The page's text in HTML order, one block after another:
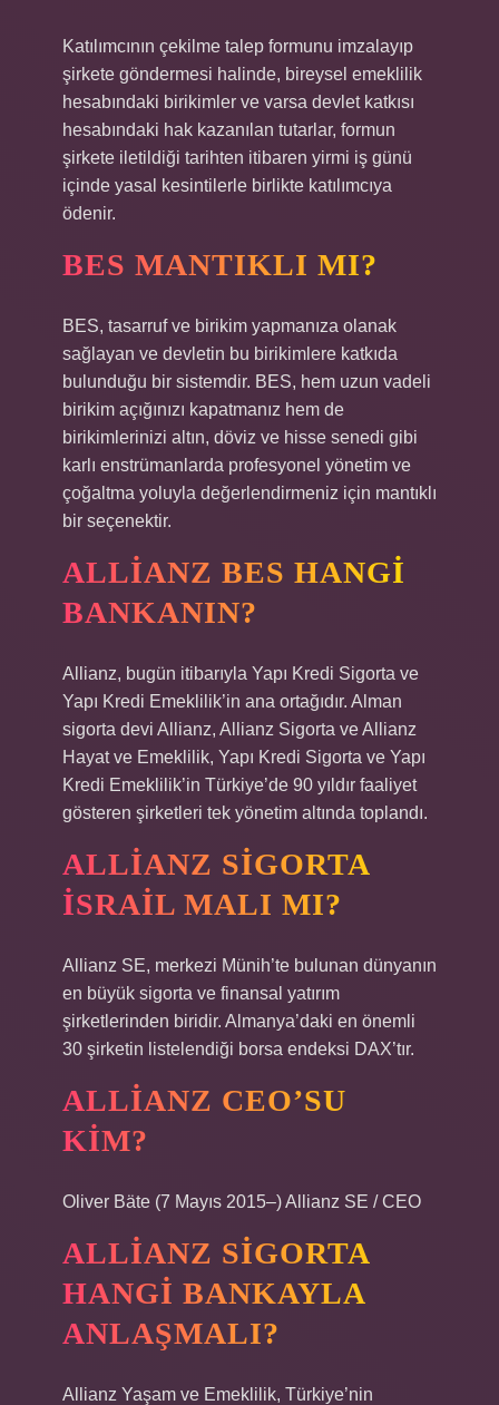
Katılımcının çekilme talep formunu imzalayıp
şirkete göndermesi halinde, bireysel emeklilik
hesabındaki birikimler ve varsa devlet katkısı
hesabındaki hak kazanılan tutarlar, formun
şirkete iletildiği tarihten itibaren yirmi iş günü
içinde yasal kesintilerle birlikte katılımcıya
ödenir.
BES MANTIKLI MI?
BES, tasarruf ve birikim yapmanıza olanak
sağlayan ve devletin bu birikimlere katkıda
bulunduğu bir sistemdir. BES, hem uzun vadeli
birikim açığınızı kapatmanız hem de
birikimlerinizi altın, döviz ve hisse senedi gibi
karlı enstrümanlarda profesyonel yönetim ve
çoğaltma yoluyla değerlendirmeniz için mantıklı
bir seçenektir.
ALLIANZ BES HANGI
BANKANIN?
Allianz, bugün itibarıyla Yapı Kredi Sigorta ve
Yapı Kredi Emeklilik’in ana ortağıdır. Alman
sigorta devi Allianz, Allianz Sigorta ve Allianz
Hayat ve Emeklilik, Yapı Kredi Sigorta ve Yapı
Kredi Emeklilik’in Türkiye’de 90 yıldır faaliyet
gösteren şirketleri tek yönetim altında toplandı.
ALLIANZ SIGORTA
İSRAIL MALI MI?
Allianz SE, merkezi Münih’te bulunan dünyanın
en büyük sigorta ve finansal yatırım
şirketlerinden biridir. Almanya’daki en önemli
30 şirketin listelendiği borsa endeksi DAX’tır.
ALLIANZ CEO’SU
KIM?
Oliver Bäte (7 Mayıs 2015–) Allianz SE / CEO
ALLIANZ SIGORTA
HANGI BANKAYLA
ANLAŞMALI?
Allianz Yaşam ve Emeklilik, Türkiye’nin